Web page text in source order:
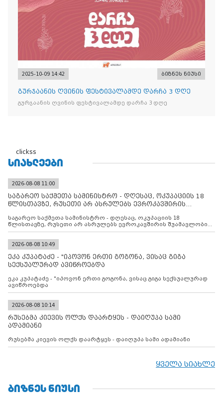
2025-10-09 14:42 ბიზნეს ნიუსი
გურჯაანის ღვინის ფესტივალამდე დარჩა 3 დღე
გურჯაანის ღვინის ფესტივალამდე დარჩა 3 დღე
clickss
ᲡᲘᲐᲮᲚᲔᲔᲑᲘ
2026-08-08 11:00
საგარეო საქმეთა სამინისტრო - დღესაც, ოკუპაციის 18
წლისთავზე, რუსეთი არ ასრულებს ევროკავშირის
საგარეო საქმეთა სამინისტრო - დღესაც, ოკუპაციის 18
წლისთავზე, რუსეთი არ ასრულებს ევროკავშირის შუამავლობით
დადებულ 2008 წლის 12 აგვისტოს ცეცხლის შეწყვეტის
კონტროლს ოკუპირებულ რეგიონებში, აგრძელებს მათი
მილიტარიზაციის პროცესს და აქტიურად დგამს ნაბიჯებს მათი
ფაქტობრივი ანექსიისკენ
2026-08-08 10:49
ეკა კუპატაძე - "იპოვონ ერთი გოგონა, ვისაც გიგა
სექსუალურად ავიწროებდა
ეკა კუპატაძე - "იპოვონ ერთი გოგონა, ვისაც გიგა სექსუალურად
ავიწროებდა
2026-08-08 10:14
რუსებმა კიევის ოლქს დაარტყეს - დაიღუპა სამი
ადამიანი
რუსებმა კიევის ოლქს დაარტყეს - დაიღუპა სამი ადამიანი
ყველა სიახლე
ᲑᲘᲖᲜᲔᲡ ᲜᲘᲣᲡᲘ